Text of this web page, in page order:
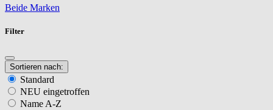
Beide Marken
Filter
Sortieren nach:
Standard
NEU eingetroffen
Name A-Z